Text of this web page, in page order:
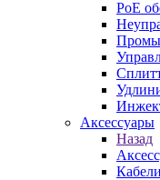
PoE
Аксессуары
Назад